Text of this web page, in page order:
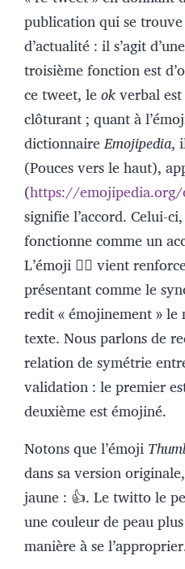
publication qui se
d’actualité : il s’agit
troisième fonction est
ce tweet, leokverbal
clôturant ; quant à
dictionnaireEmojipedia,
(Pouces vers le haut),
(https://
signifie l’accord. Celui-
fonctionne comme un
L’émoji 👍🏼 vient
présentant comme le
redit « émojinement » le
texte. Nous parlons de
relation de symétrie
validation : le premier
deuxième est émojiné.
Notons que l’émoji
dans sa version
jaune : 👍. Le twitto le
une couleur de peau plus
manière à se